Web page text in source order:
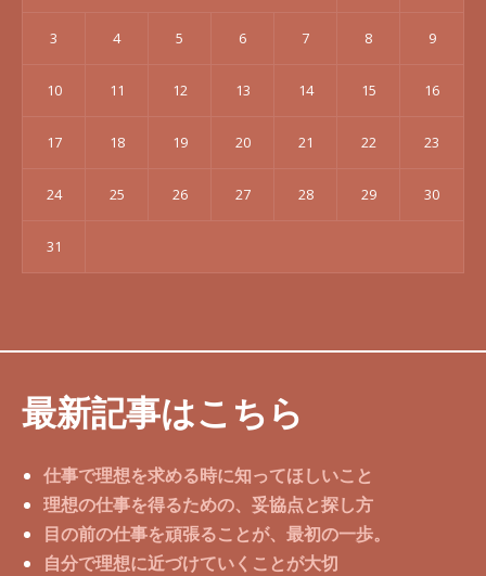
3 4 5 6 7 8 9
10 11 12 13 14 15 16
17 18 19 20 21 22 23
24 25 26 27 28 29 30
31
最新記事はこちら
仕事で理想を求める時に知ってほしいこと
理想の仕事を得るための、妥協点と探し方
目の前の仕事を頑張ることが、最初の一歩。
自分で理想に近づけていくことが大切